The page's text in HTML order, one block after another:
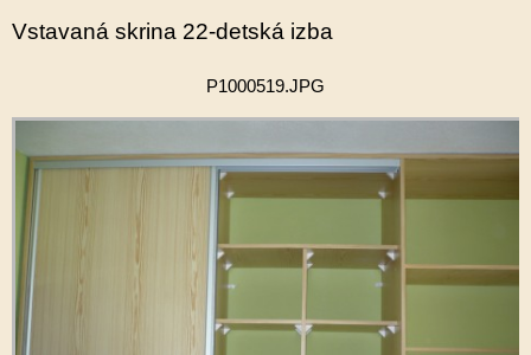
Vstavaná skrina 22-detská izba
P1000519.JPG